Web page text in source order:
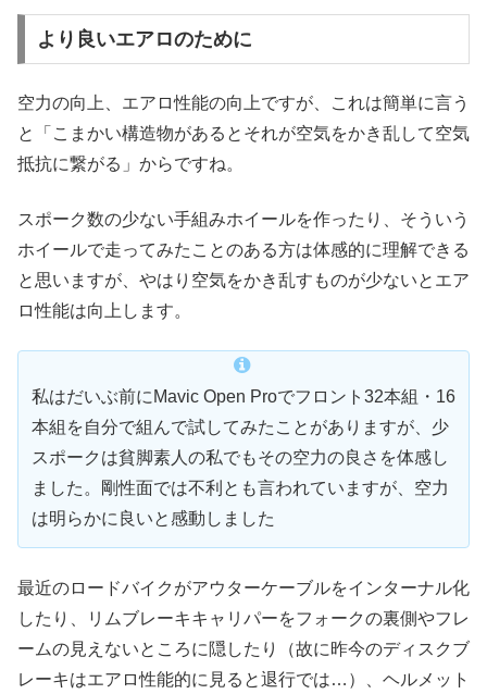
より良いエアロのために
空力の向上、エアロ性能の向上ですが、これは簡単に言う
と「こまかい構造物があるとそれが空気をかき乱して空気
抵抗に繋がる」からですね。
スポーク数の少ない手組みホイールを作ったり、そういう
ホイールで走ってみたことのある方は体感的に理解できる
と思いますが、やはり空気をかき乱すものが少ないとエア
ロ性能は向上します。
私はだいぶ前にMavic Open Proでフロント32本組・16
本組を自分で組んで試してみたことがありますが、少
スポークは貧脚素人の私でもその空力の良さを体感し
ました。剛性面では不利とも言われていますが、空力
は明らかに良いと感動しました
最近のロードバイクがアウターケーブルをインターナル化
したり、リムブレーキキャリパーをフォークの裏側やフレ
ームの見えないところに隠したり（故に昨今のディスクブ
レーキはエアロ性能的に見ると退行では…）、ヘルメット